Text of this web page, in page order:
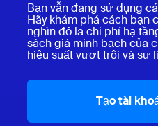
Bạn vẫn đang sử dụng
Hãy khám phá cách bạn
nghìn đô la chi phí hạ
sách giá minh bạch của
hiệu suất vượt trội và sự
Tạo tài